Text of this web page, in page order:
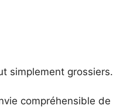
simplement grossiers.
compréhensible de